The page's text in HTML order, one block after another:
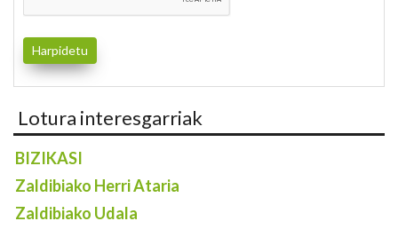
Lotura interesgarriak
BIZIKASI
Zaldibiako Herri Ataria
Zaldibiako Udala